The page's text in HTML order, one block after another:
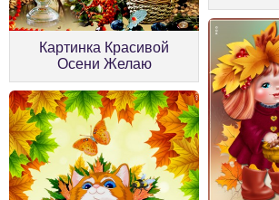
Картинка Красивой
Осени Желаю